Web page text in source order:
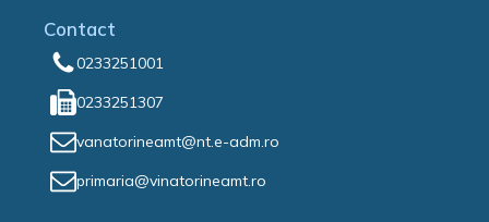
Contact
0233251001
0233251307
vanatorineamt@nt.e-adm.ro
primaria@vinatorineamt.ro